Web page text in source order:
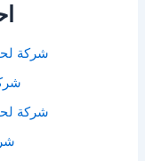
شركة
شركة